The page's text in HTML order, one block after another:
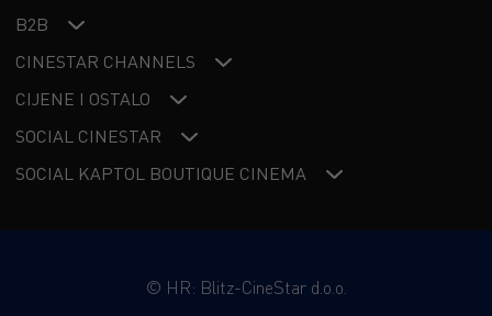
B2B
CINESTAR CHANNELS
CIJENE I OSTALO
SOCIAL CINESTAR
SOCIAL KAPTOL BOUTIQUE CINEMA
© HR: Blitz-CineStar d.o.o.